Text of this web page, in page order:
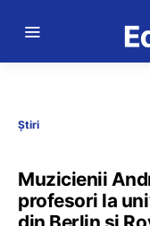
Știri
Muzicienii
profesori la